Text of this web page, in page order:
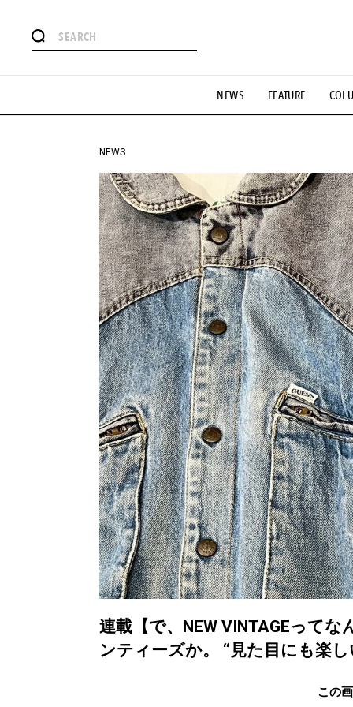
NEWS FEATURE
#憧れの逸品 #ESSENTIAL
#GH 銘品の所以 #フイナムのYouTube #Commune H
#HANDSOME HANDBOOK
NEWS
連載【で、NEW VINTAGEって
ンティーズか。 “見た目にも楽
この